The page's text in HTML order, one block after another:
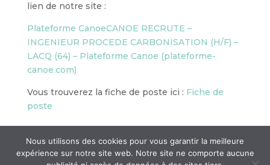
lien de notre site :
Plateforme CanoeCANOE RECRUTE –
INGENIEUR PROCEDE CARBONISATION (H/F) –
LACQ (64) – Plateforme Canoe (plateforme-
canoe.com)
Vous trouverez la fiche de poste ici : Fiche de
poste
Nous utilisons des cookies pour vous garantir la meilleure
expérience sur notre site web. Notre site ne comporte aucune